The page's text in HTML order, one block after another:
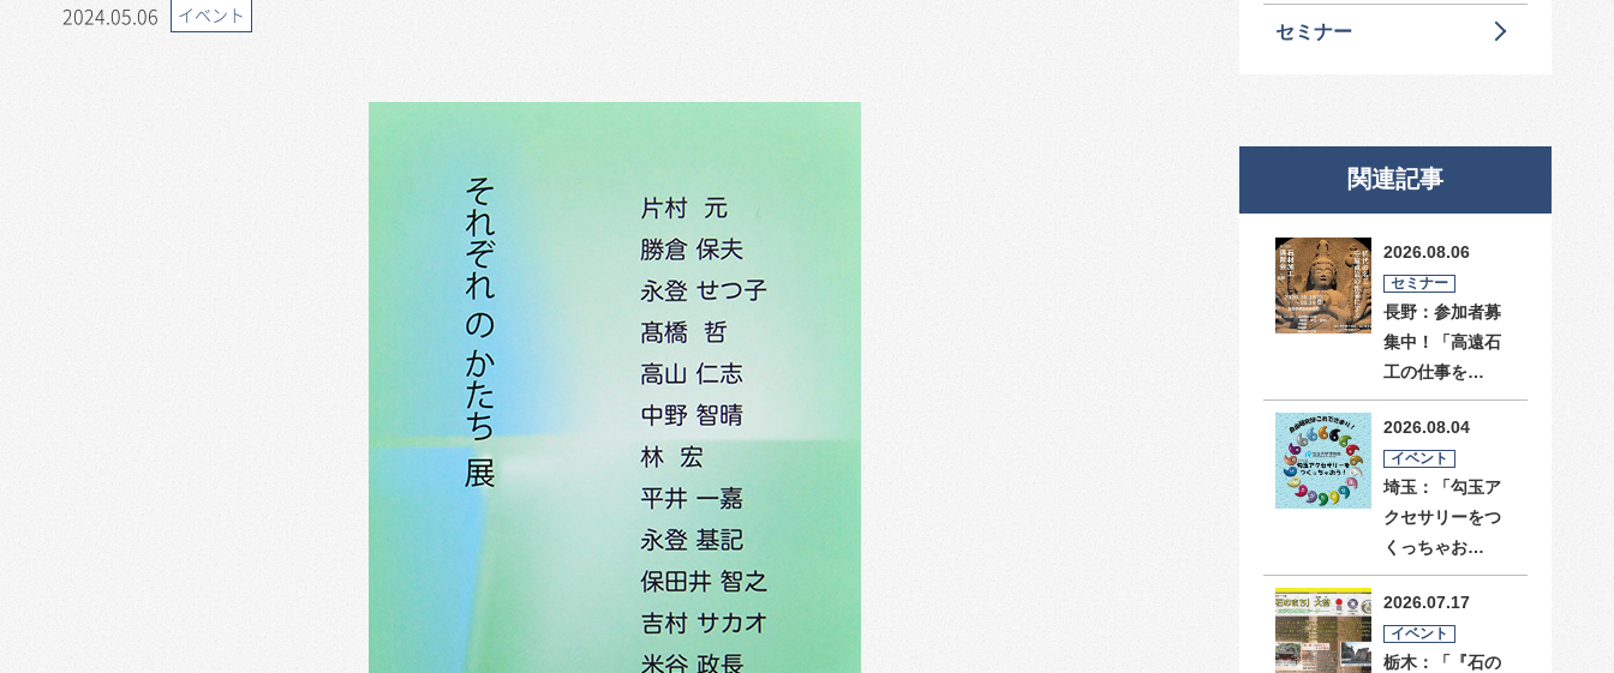
2024.05.06 イベント
セミナー
関連記事
2026.08.06
セミナー
長野：参加者募
集中！「高遠石
工の仕事を…
2026.08.04
イベント
埼玉：「勾玉ア
クセサリーをつ
くっちゃお…
2026.07.17
イベント
栃木：「『石の